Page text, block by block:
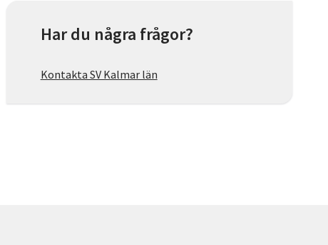
Har du några frågor?
Kontakta SV Kalmar län